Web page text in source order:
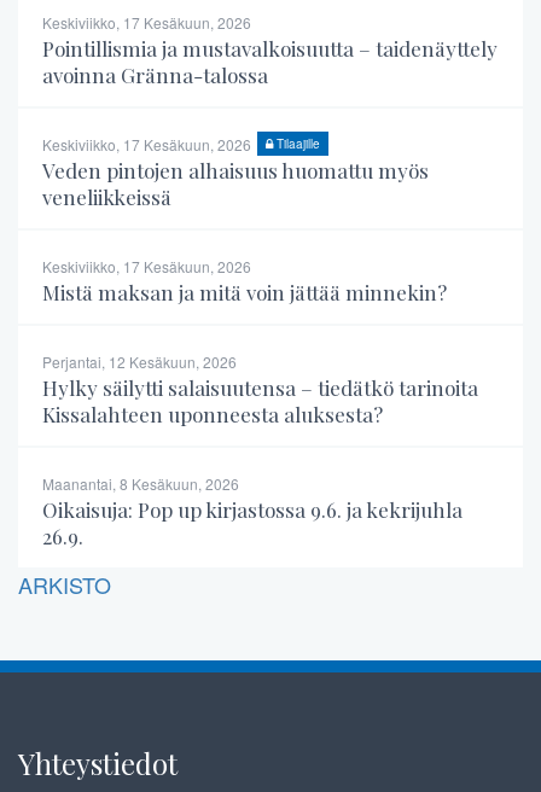
Keskiviikko, 17 Kesäkuun, 2026
Pointillismia ja mustavalkoisuutta – taidenäyttely
avoinna Gränna-talossa
Keskiviikko, 17 Kesäkuun, 2026 Tilaajille
Veden pintojen alhaisuus huomattu myös
veneliikkeissä
Keskiviikko, 17 Kesäkuun, 2026
Mistä maksan ja mitä voin jättää minnekin?
Perjantai, 12 Kesäkuun, 2026
Hylky säilytti salaisuutensa – tiedätkö tarinoita
Kissalahteen uponneesta aluksesta?
Maanantai, 8 Kesäkuun, 2026
Oikaisuja: Pop up kirjastossa 9.6. ja kekrijuhla
26.9.
ARKISTO
Yhteystiedot